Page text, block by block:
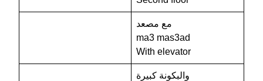
مع مصعد
ma3 mas3ad
With elevator
والبكونة كبيرة